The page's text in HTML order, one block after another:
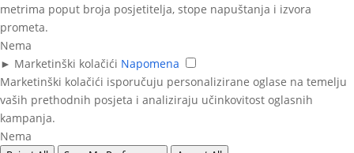
metrima poput broja posjetitelja, stope napuštanja i izvora
prometa.
Nema
► Marketinški kolačići Napomena
Marketinški kolačići isporučuju personalizirane oglase na temelju
vaših prethodnih posjeta i analiziraju učinkovitost oglasnih
kampanja.
Nema